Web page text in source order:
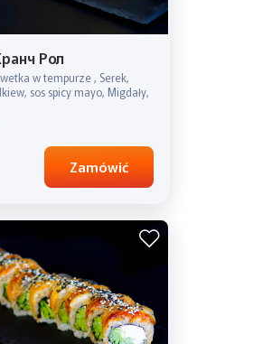
Рол
w tempurze , Serek,
sos spicy mayo, Migdały,
Zamówić